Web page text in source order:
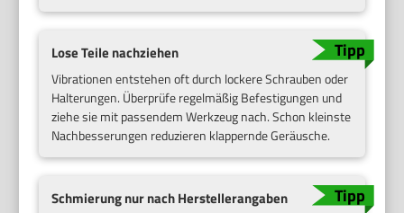
Lose Teile nachziehen
Vibrationen entstehen oft durch lockere Schrauben oder
Halterungen. Überprüfe regelmäßig Befestigungen und
ziehe sie mit passendem Werkzeug nach. Schon kleinste
Nachbesserungen reduzieren klappernde Geräusche.
Schmierung nur nach Herstellerangaben